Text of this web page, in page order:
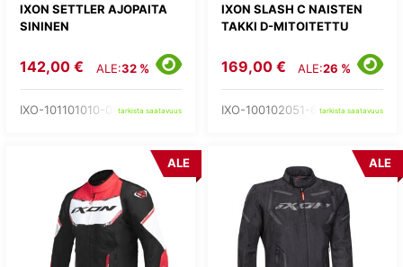
IXON SETTLER AJOPAITA
SININEN
142,00 € ALE:32 %
IXO-101101010-04-tarkista saatavuus
IXON SLASH C NAISTEN
TAKKI D-MITOITETTU
169,00 € ALE:26 %
IXO-100102051-67-tarkista saatavuus
ALE ALE